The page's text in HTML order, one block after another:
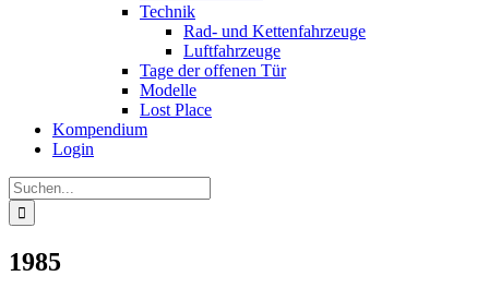
Technik
Rad- und Kettenfahrzeuge
Luftfahrzeuge
Tage der offenen Tür
Modelle
Lost Place
Kompendium
Login
Suche
nach:
1985